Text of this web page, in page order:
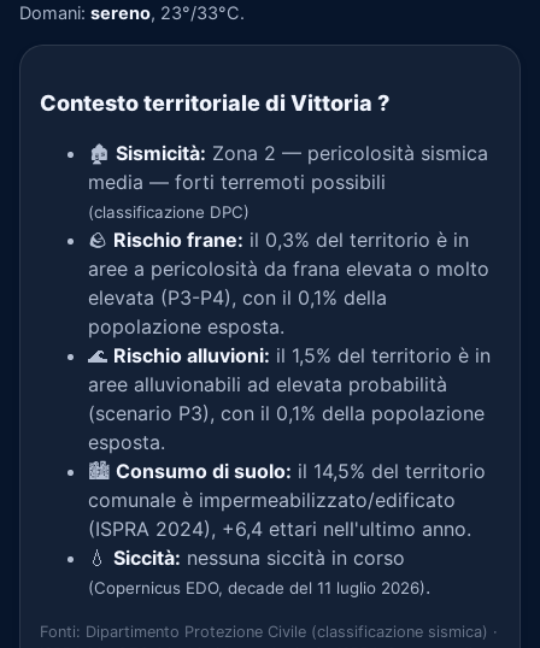
Domani: sereno, 23°/33°C.
Contesto territoriale di Vittoria ?
🏚️ Sismicità: Zona 2 — pericolosità sismica
media — forti terremoti possibili
(classificazione DPC)
🪨 Rischio frane: il 0,3% del territorio è in
aree a pericolosità da frana elevata o molto
elevata (P3-P4), con il 0,1% della
popolazione esposta.
🌊 Rischio alluvioni: il 1,5% del territorio è in
aree alluvionabili ad elevata probabilità
(scenario P3), con il 0,1% della popolazione
esposta.
🏙️ Consumo di suolo: il 14,5% del territorio
comunale è impermeabilizzato/edificato
(ISPRA 2024), +6,4 ettari nell'ultimo anno.
💧 Siccità: nessuna siccità in corso
(Copernicus EDO, decade del 11 luglio 2026).
Fonti: Dipartimento Protezione Civile (classificazione sismica) ·